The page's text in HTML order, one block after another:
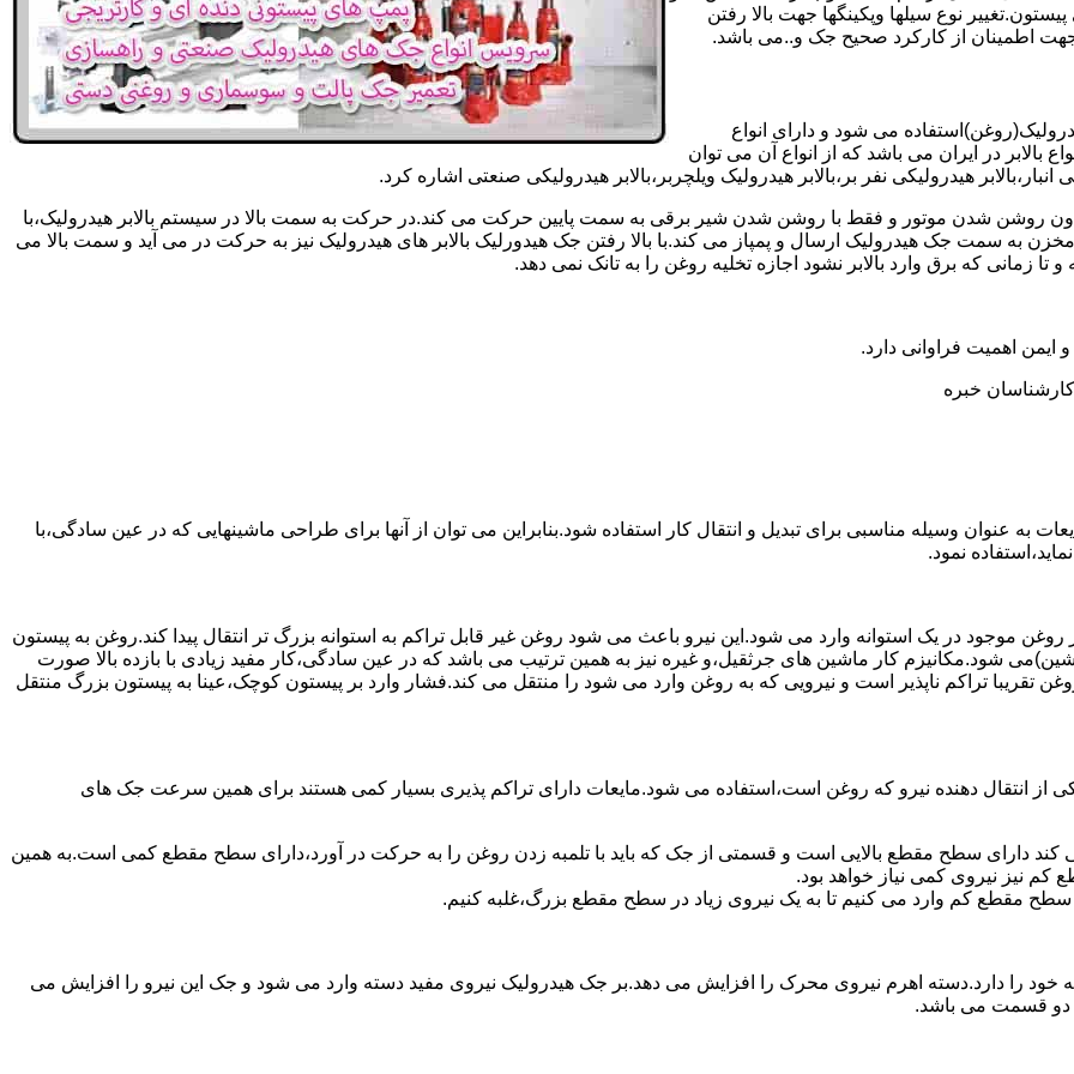
نوع سیلها وپکینگها جهت بالا رفتن
اطمینان از کارکرد صحیح جک و..می باشد.
می شود و دارای انواع
بالابر در ایران می باشد که از انواع آن می توان
هیدرولیکی نفر بر،بالابر هیدرولیک ویلچربر،بالابر هیدرولیکی صنعتی اشاره کرد.
بدون روشن شدن موتور و فقط با روشن شدن شیر برقی به سمت پایین حرکت می کند.در حرکت به سمت بالا در سیستم بالابر هیدرولیک،با
به سمت جک هیدرولیک ارسال و پمپاز می کند.با بالا رفتن جک هیدورلیک بالابر های هیدرولیک نیز به حرکت در می آید و سمت بالا می
که برق وارد بالابر نشود اجازه تخلیه روغن را به تانک نمی دهد.
و ایمن اهمیت فراوانی دارد.
کارشناسان خبره
به عنوان وسیله مناسبی برای تبدیل و انتقال کار استفاده شود.بنابراین می توان از آنها برای طراحی ماشینهایی که در عین سادگی،با
نمود.
موجود در یک استوانه وارد می شود.این نیرو باعث می شود روغن غیر قابل تراکم به استوانه بزرگ تر انتقال پیدا کند.روغن به پیستون
شود.مکانیزم کار ماشین های جرثقیل،و غیره نیز به همین ترتیب می باشد که در عین سادگی،کار مفید زیادی با بازده بالا صورت
تقریبا تراکم ناپذیر است و نیرویی که به روغن وارد می شود را منتقل می کند.فشار وارد بر پیستون کوچک،عینا به پیستون بزرگ منتقل
انتقال دهنده نیرو که روغن است،استفاده می شود.مایعات دارای تراکم پذیری بسیار کمی هستند برای همین سرعت جک های
دارای سطح مقطع بالایی است و قسمتی از جک که باید با تلمبه زدن روغن را به حرکت در آورد،دارای سطح مقطع کمی است.به همین
نیز نیروی کمی نیاز خواهد بود.
مقطع کم وارد می کنیم تا به یک نیروی زیاد در سطح مقطع بزرگ،غلبه کنیم.
را دارد.دسته اهرم نیروی محرک را افزایش می دهد.بر جک هیدرولیک نیروی مفید دسته وارد می شود و جک این نیرو را افزایش می
دو قسمت می باشد.